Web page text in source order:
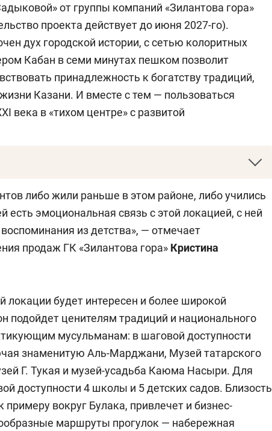
от группы компаний «Зилантова гора»
проекта действует до июня 2027-го).
дух городской истории, с сетью колоритных
Кабан в семи минутах пешком позволит
принадлежность к богатству традиций,
Казани. И вместе с тем — пользоваться
века в «тихом центре» с развитой
гора». Это девелопер с 10-летним опытом на рынке
более 90 тыс. кв. м построенной недвижимости
в новые квартиры. Успешно
«Дом волшебника» на ул. Габишева, ЖК «Острова»
— первый проект девелопера в центре
либо жили раньше в этом районе, либо учились
есть эмоциональная связь с этой локацией, с ней
из детства», — отмечает
продаж ГК «Зилантова гора» Кристина
локации будет интересен и более широкой
подойдет ценителям традиций и национального
мусульманам: в шаговой доступности
знаменитую Аль-Марджани, Музей татарского
Г. Тукая и музей-усадьба Каюма Насыри. Для
доступности 4 школы и 5 детских садов. Близость
вокруг Булака, привлечет и бизнес-
маршруты прогулок — набережная